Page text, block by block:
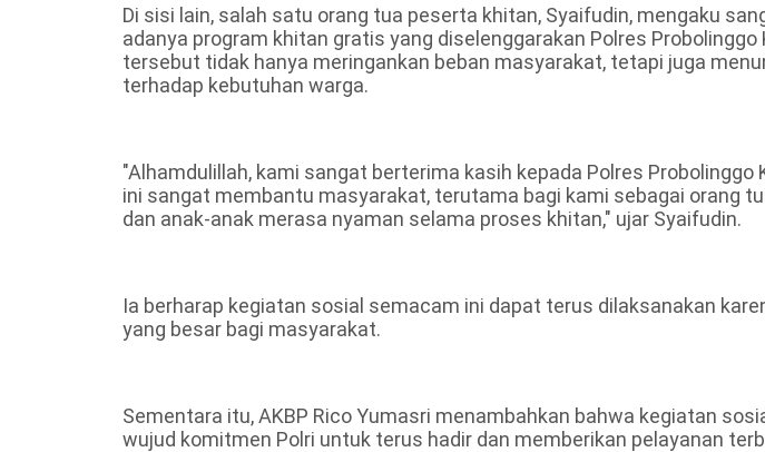
Di sisi lain, salah satu orang tua peserta khitan, Syaifudin, mengaku
adanya program khitan gratis yang diselenggarakan Polres
tersebut tidak hanya meringankan beban masyarakat, tetapi juga
terhadap kebutuhan warga.
"Alhamdulillah, kami sangat berterima kasih kepada Polres Probolinggo
ini sangat membantu masyarakat, terutama bagi kami sebagai orang
dan anak-anak merasa nyaman selama proses khitan," ujar Syaifudin.
Ia berharap kegiatan sosial semacam ini dapat terus dilaksanakan
yang besar bagi masyarakat.
Sementara itu, AKBP Rico Yumasri menambahkan bahwa kegiatan
wujud komitmen Polri untuk terus hadir dan memberikan pelayanan